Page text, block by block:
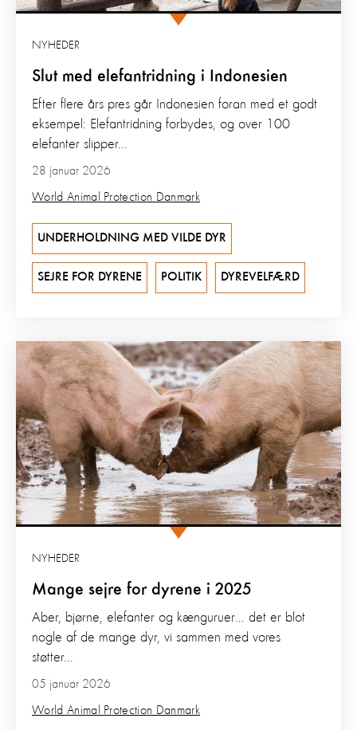
Slut med elefantridning i Indonesien
NYHEDER
28 januar 2026
World Animal Protection Danmark
Efter flere års pres går Indonesien foran med et godt
eksempel: Elefantridning forbydes, og over 100
elefanter slipper...
UNDERHOLDNING MED VILDE DYR
SEJRE FOR DYRENE POLITIK DYREVELFÆRD
Mange sejre for dyrene i 2025
NYHEDER
05 januar 2026
World Animal Protection Danmark
Aber, bjørne, elefanter og kænguruer… det er blot
nogle af de mange dyr, vi sammen med vores
støtter...